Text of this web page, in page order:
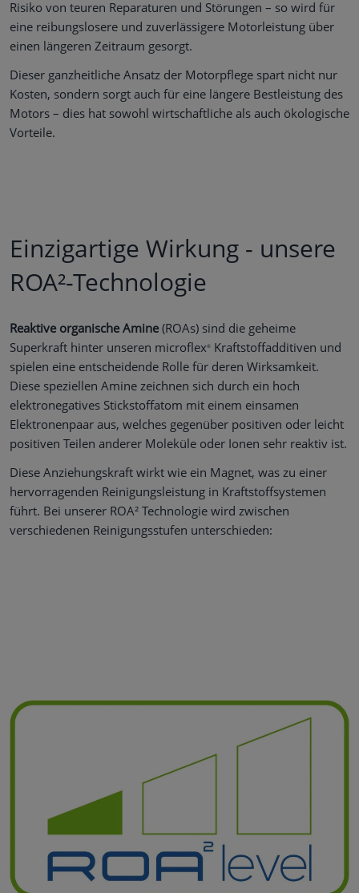
Risiko von teuren Reparaturen und Störungen – so wird für
eine reibungslosere und zuverlässigere Motorleistung über
einen längeren Zeitraum gesorgt.
Dieser ganzheitliche Ansatz der Motorpflege spart nicht nur
Kosten, sondern sorgt auch für eine längere Bestleistung des
Motors – dies hat sowohl wirtschaftliche als auch ökologische
Vorteile.
Einzigartige Wirkung - unsere
ROA²-Technologie
Reaktive organische Amine(ROAs) sind die geheime
Superkraft hinter unseren microflex®
Kraftstoffadditiven und
spielen eine entscheidende Rolle für deren Wirksamkeit.
Diese speziellen Amine zeichnen sich durch ein hoch
elektronegatives Stickstoffatom mit einem einsamen
Elektronenpaar aus, welches gegenüber positiven oder leicht
positiven Teilen anderer Moleküle oder Ionen sehr reaktiv ist.
Diese Anziehungskraft wirkt wie ein Magnet, was zu einer
hervorragenden Reinigungsleistung in Kraftstoffsystemen
führt. Bei unserer ROA² Technologie wird zwischen
verschiedenen Reinigungsstufen unterschieden: